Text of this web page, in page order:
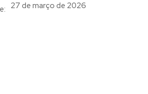
27 de março de 2026